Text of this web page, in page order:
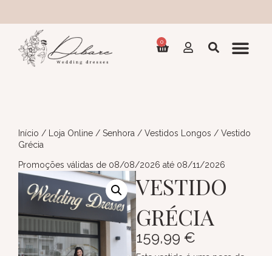
0
Início / Loja Online / Senhora / Vestidos Longos / Vestido
Grécia
Promoções válidas de 08/08/2026 até 08/11/2026
VESTIDO
GRÉCIA
159,99 €